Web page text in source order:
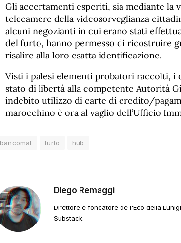
Gli accertamenti esperiti, sia mediante la
telecamere della videosorveglianza
alcuni negozianti in cui erano stati
del furto, hanno permesso di ricostruire
risalire alla loro esatta identificazione.
Visti i palesi elementi probatori raccolti, i
stato di libertà alla competente Autorità
indebito utilizzo di carte di credito/
marocchino è ora al vaglio dell’Ufficio
bancomat furto hub
Diego Remaggi
Direttore e fondatore de l'Eco della
Substack.